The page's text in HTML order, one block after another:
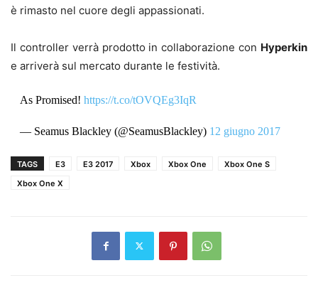
è rimasto nel cuore degli appassionati.
Il controller verrà prodotto in collaborazione con Hyperkin
e arriverà sul mercato durante le festività.
As Promised! https://t.co/tOVQEg3IqR
— Seamus Blackley (@SeamusBlackley) 12 giugno 2017
TAGS E3 E3 2017 Xbox Xbox One
Xbox One S
Xbox One X